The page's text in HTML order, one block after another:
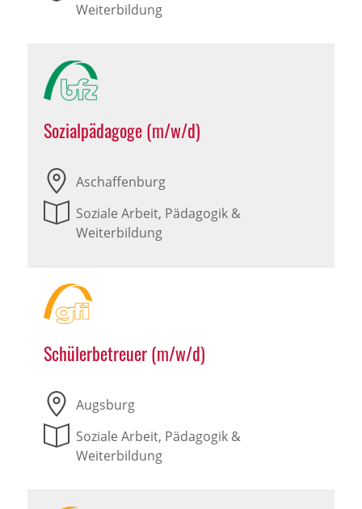
Weiterbildung
Sozialpädagoge (m/w/d)
Aschaffenburg
Soziale Arbeit, Pädagogik &
Weiterbildung
Schülerbetreuer (m/w/d)
Augsburg
Soziale Arbeit, Pädagogik &
Weiterbildung